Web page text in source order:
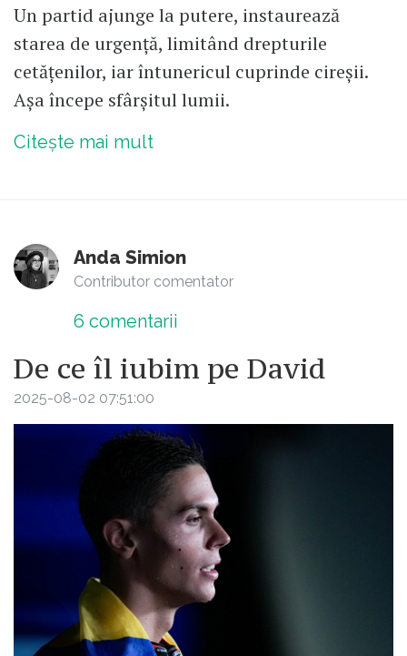
Un partid ajunge la putere, instaurează
starea de urgență, limitând drepturile
cetățenilor, iar întunericul cuprinde cireșii.
Așa începe sfârșitul lumii.
Citește mai mult
Anda Simion
Contributor comentator
6 comentarii
De ce îl iubim pe David
2025-08-02 07:51:00